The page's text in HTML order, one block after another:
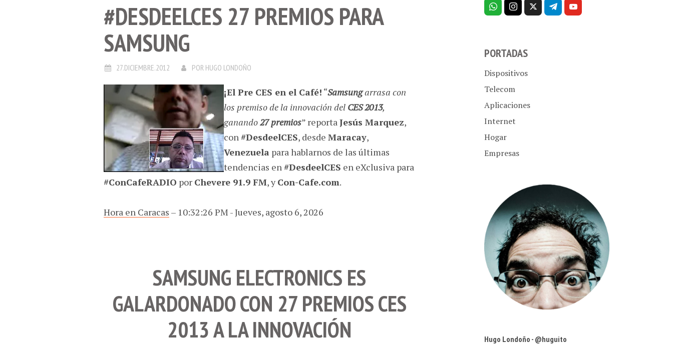
#DESDEELCES 27 PREMIOS PARA
SAMSUNG
27.DICIEMBRE.2012 POR HUGO LONDOÑO
¡El Pre CES en el Café! “Samsungarrasa con
los premiso de la innovación del CES 2013,
ganando27 premios” reportaJesús Marquez,
con #DesdeelCES, desde Maracay,
Venezuela para hablarnos de las últimas
tendencias en #DesdeelCES en eXclusiva para
#ConCafeRADIO por Chevere 91.9 FM, yCon-Cafe.com.
Hora en Caracas – 10:32:27 PM - Jueves, agosto 6, 2026
SAMSUNG ELECTRONICS ES
GALARDONADO CON 27 PREMIOS CES
2013 A LA INNOVACIÓN
PORTADAS
Dispositivos
Telecom
Aplicaciones
Internet
Hogar
Empresas
Hugo Londoño - @huguito